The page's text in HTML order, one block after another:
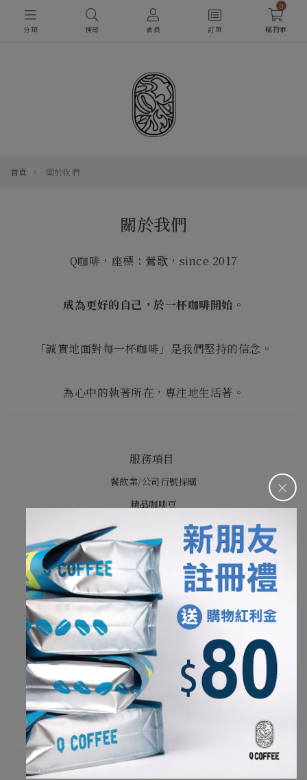
＋
分類 搜尋 會員 訂單
0
購物車
首頁 關於我們
關於我們
Q咖啡，座標：鶯歌，since 2017
成為更好的自己，於一杯咖啡開始。
「誠實地面對每一杯咖啡」是我們堅持的信念。
為心中的執著所在，專注地生活著。
服務項目
餐飲業/公司行號採購
精品咖啡豆
濾掛咖啡包
烘豆師經歷
SCA Roasting Professional 咖啡烘焙專業級
CQI Q Grader 國際咖啡品質鑒定師認證
2020 大港盃國際烘焙交流賽 第六名
2021 TISCA全國杯測師挑戰賽 冠軍